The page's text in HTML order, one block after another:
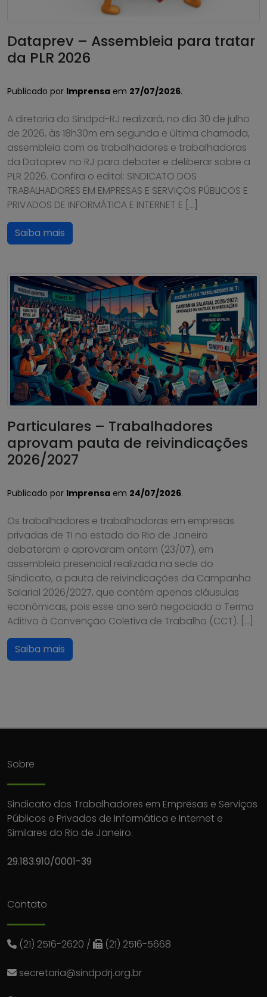
Dataprev – Assembleia para tratar
da PLR 2026
Publicado por Imprensa em 27/07/2026.
A diretoria do Sindpd-RJ realizará, no dia 30 de julho
de 2026, às 18h30m em segunda e última chamada,
assembleia com os trabalhadores e trabalhadoras
da Dataprev no RJ para debater e deliberar sobre a
PLR 2026. Confira o edital: SINDICATO DOS
TRABALHADORES EM EMPRESAS E SERVIÇOS PÚBLICOS E
PRIVADOS DE INFORMÁTICA E INTERNET E […]
Saiba mais
Particulares – Trabalhadores
aprovam pauta de reivindicações
2026/2027
Publicado por Imprensa em 24/07/2026.
Os trabalhadores e trabalhadoras em empresas
privadas de TI no estado do Rio de Janeiro
debateram e aprovaram ontem (23/07), em
assembleia presencial realizada na sede do
Sindicato, a pauta de reivindicações da Campanha
Salarial 2026/2027, que contém apenas cláusulas
econômicas, pois esse ano será negociado o Termo
Aditivo à Convenção Coletiva de Trabalho (CCT). […]
Saiba mais
Sobre
Sindicato dos Trabalhadores em Empresas e Serviços
Públicos e Privados de Informática e Internet e
Similares do Rio de Janeiro.
29.183.910/0001-39
Contato
(21) 2516-2620 / (21) 2516-5668
secretaria@sindpdrj.org.br